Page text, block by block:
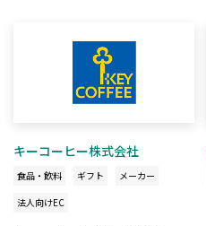
キーコーヒー株式会社
食品・飲料 ギフト
メーカー
法人向けEC